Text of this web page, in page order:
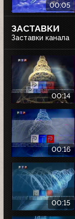
00:05
ЗАСТАВКИ
Заставки канала
00:14
00:16
00:15